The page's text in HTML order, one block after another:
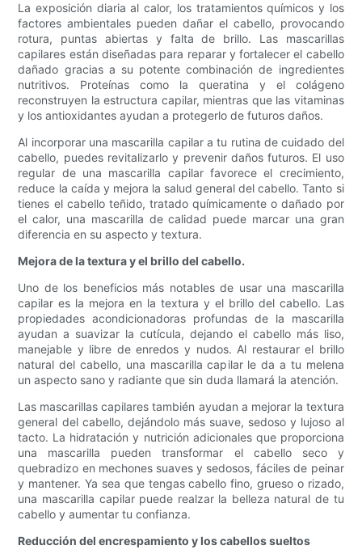
La exposición diaria al calor, los tratamientos químicos y los
factores ambientales pueden dañar el cabello, provocando
rotura, puntas abiertas y falta de brillo. Las mascarillas
capilares están diseñadas para reparar y fortalecer el cabello
dañado gracias a su potente combinación de ingredientes
nutritivos. Proteínas como la queratina y el colágeno
reconstruyen la estructura capilar, mientras que las vitaminas
y los antioxidantes ayudan a protegerlo de futuros daños.
Al incorporar una mascarilla capilar a tu rutina de cuidado del
cabello, puedes revitalizarlo y prevenir daños futuros. El uso
regular de una mascarilla capilar favorece el crecimiento,
reduce la caída y mejora la salud general del cabello. Tanto si
tienes el cabello teñido, tratado químicamente o dañado por
el calor, una mascarilla de calidad puede marcar una gran
diferencia en su aspecto y textura.
Mejora de la textura y el brillo del cabello.
Uno de los beneficios más notables de usar una mascarilla
capilar es la mejora en la textura y el brillo del cabello. Las
propiedades acondicionadoras profundas de la mascarilla
ayudan a suavizar la cutícula, dejando el cabello más liso,
manejable y libre de enredos y nudos. Al restaurar el brillo
natural del cabello, una mascarilla capilar le da a tu melena
un aspecto sano y radiante que sin duda llamará la atención.
Las mascarillas capilares también ayudan a mejorar la textura
general del cabello, dejándolo más suave, sedoso y lujoso al
tacto. La hidratación y nutrición adicionales que proporciona
una mascarilla pueden transformar el cabello seco y
quebradizo en mechones suaves y sedosos, fáciles de peinar
y mantener. Ya sea que tengas cabello fino, grueso o rizado,
una mascarilla capilar puede realzar la belleza natural de tu
cabello y aumentar tu confianza.
Reducción del encrespamiento y los cabellos sueltos